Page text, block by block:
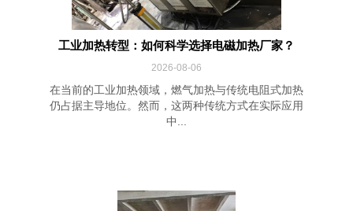
工业加热转型：如何科学选择电磁加热厂家？
2026-08-06
在当前的工业加热领域，燃气加热与传统电阻式加热
仍占据主导地位。然而，这两种传统方式在实际应用
中...